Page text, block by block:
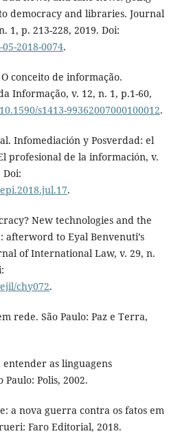
democracy and libraries. Journal
1, p. 213-228, 2019. Doi:
2018-0074.
conceito de informação.
Informação, v. 12, n. 1, p.1-60,
s1413-99362007000100012.
Infomediación y Posverdad: el
profesional de la información, v.
Doi:
.
New technologies and the
afterword to Eyal Benvenuti’s
of International Law, v. 29, n.
chy072.
rede. São Paulo: Paz e Terra,
as linguagens
Polis, 2002.
a nova guerra contra os fatos em
Faro Editorial, 2018.